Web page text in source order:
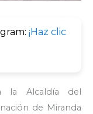
¡Haz clic
la Alcaldía del
de Miranda